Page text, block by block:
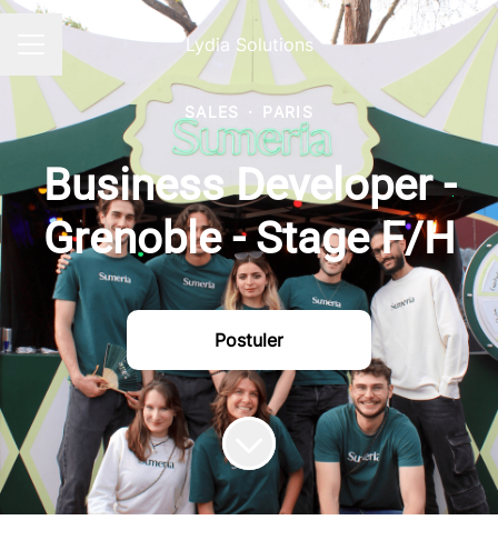
Menu carrière
Lydia Solutions
SALES · PARIS
Business Developer -
Grenoble - Stage F/H
Postuler